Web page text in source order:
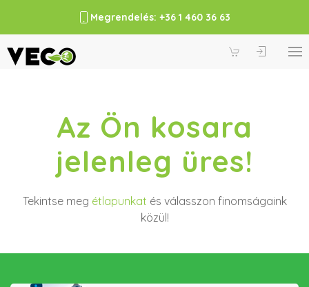
Megrendelés: +36 1 460 36 63
Az Ön kosara
jelenleg üres!
Tekintse meg étlapunkat és válasszon finomságaink
közül!